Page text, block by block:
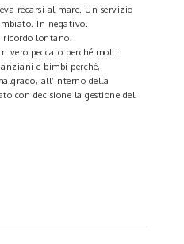
recarsi al mare. Un servizio
In negativo.
ricordo lontano.
vero peccato perché molti
e bimbi perché,
all’interno della
con decisione la gestione del
un membro di una nota
dal prefetto, è risultata non
restasse attivo sempre